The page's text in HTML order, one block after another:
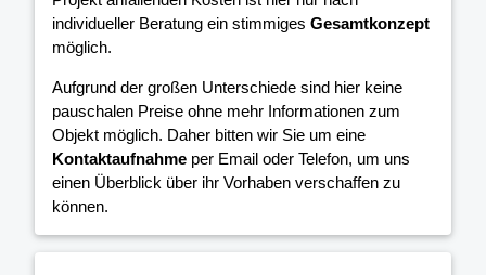
individueller Beratung ein stimmiges Gesamtkonzept
möglich.
Aufgrund der großen Unterschiede sind hier keine
pauschalen Preise ohne mehr Informationen zum
Objekt möglich. Daher bitten wir Sie um eine
Kontaktaufnahme per Email oder Telefon, um uns
einen Überblick über ihr Vorhaben verschaffen zu
können.